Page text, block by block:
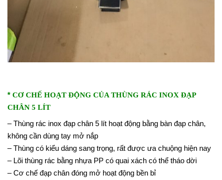
* CƠ CHẾ HOẠT ĐỘNG CỦA THÙNG RÁC INOX ĐẠP
CHÂN 5 LÍT
– Thùng rác inox đạp chân 5 lít hoạt động bằng bàn đạp chân,
không cần dùng tay mở nắp
– Thùng có kiểu dáng sang trọng, rất được ưa chuộng hiện nay
– Lõi thùng rác bằng nhựa PP có quai xách có thể tháo dời
– Cơ chế đạp chân đóng mở hoạt động bền bỉ